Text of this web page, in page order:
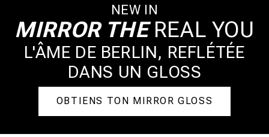
NEW IN
MIRROR THEREAL YOU
L'ÂME DE BERLIN, REFLÉTÉE
DANS UN GLOSS
OBTIENS TON MIRROR GLOSS